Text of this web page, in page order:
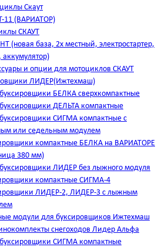
Скаут
11 (ВАРИАТОР)
СКАУТ
(новая база, 2х местный, электростартер,
аккумулятор)
и опции для мотоциклов СКАУТ
ЛИДЕР(Ижтехмаш)
БЕЛКА сверхкомпактные
ДЕЛЬТА компактные
СИГМА компактные с
или седельным модулем
компактные БЕЛКА на ВАРИАТОРЕ
380 мм)
ЛИДЕР без лыжного модуля
компактные СИГМА-4
ЛИДЕР-2, ЛИДЕР-3 c лыжным
модули для буксировщиков Ижтехмаш
снегоходов Лидер Альфа
СИГМА компактные